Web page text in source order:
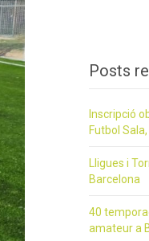
Posts
Inscripció
Futbol
Lligues i
Barcelona
40
amateur a